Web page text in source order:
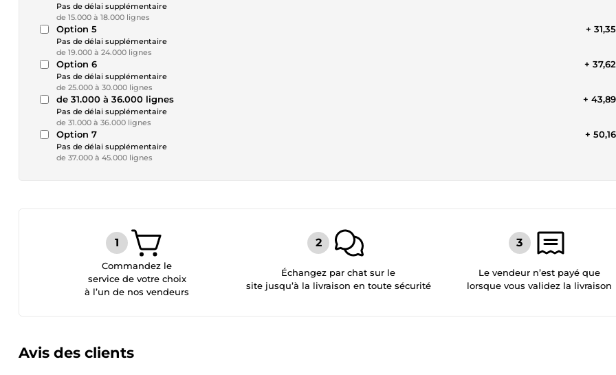
Pas de délai supplémentaire
de 15.000 à 18.000 lignes
Option 5
Pas de délai supplémentaire
de 19.000 à 24.000 lignes
+
Option 6
Pas de délai supplémentaire
de 25.000 à 30.000 lignes
+
de 31.000 à 36.000 lignes
Pas de délai supplémentaire
de 31.000 à 36.000 lignes
+
Option 7
Pas de délai supplémentaire
de 37.000 à 45.000 lignes
+
Commandez le
service de votre choix
à l’un de nos vendeurs
Échangez par chat sur le
site jusqu’à la livraison en toute sécurité
Le vendeur n’est payé que
lorsque vous validez la livraison
Avis des clients